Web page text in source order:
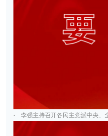
· 李强主持召开各民主党派中央、全